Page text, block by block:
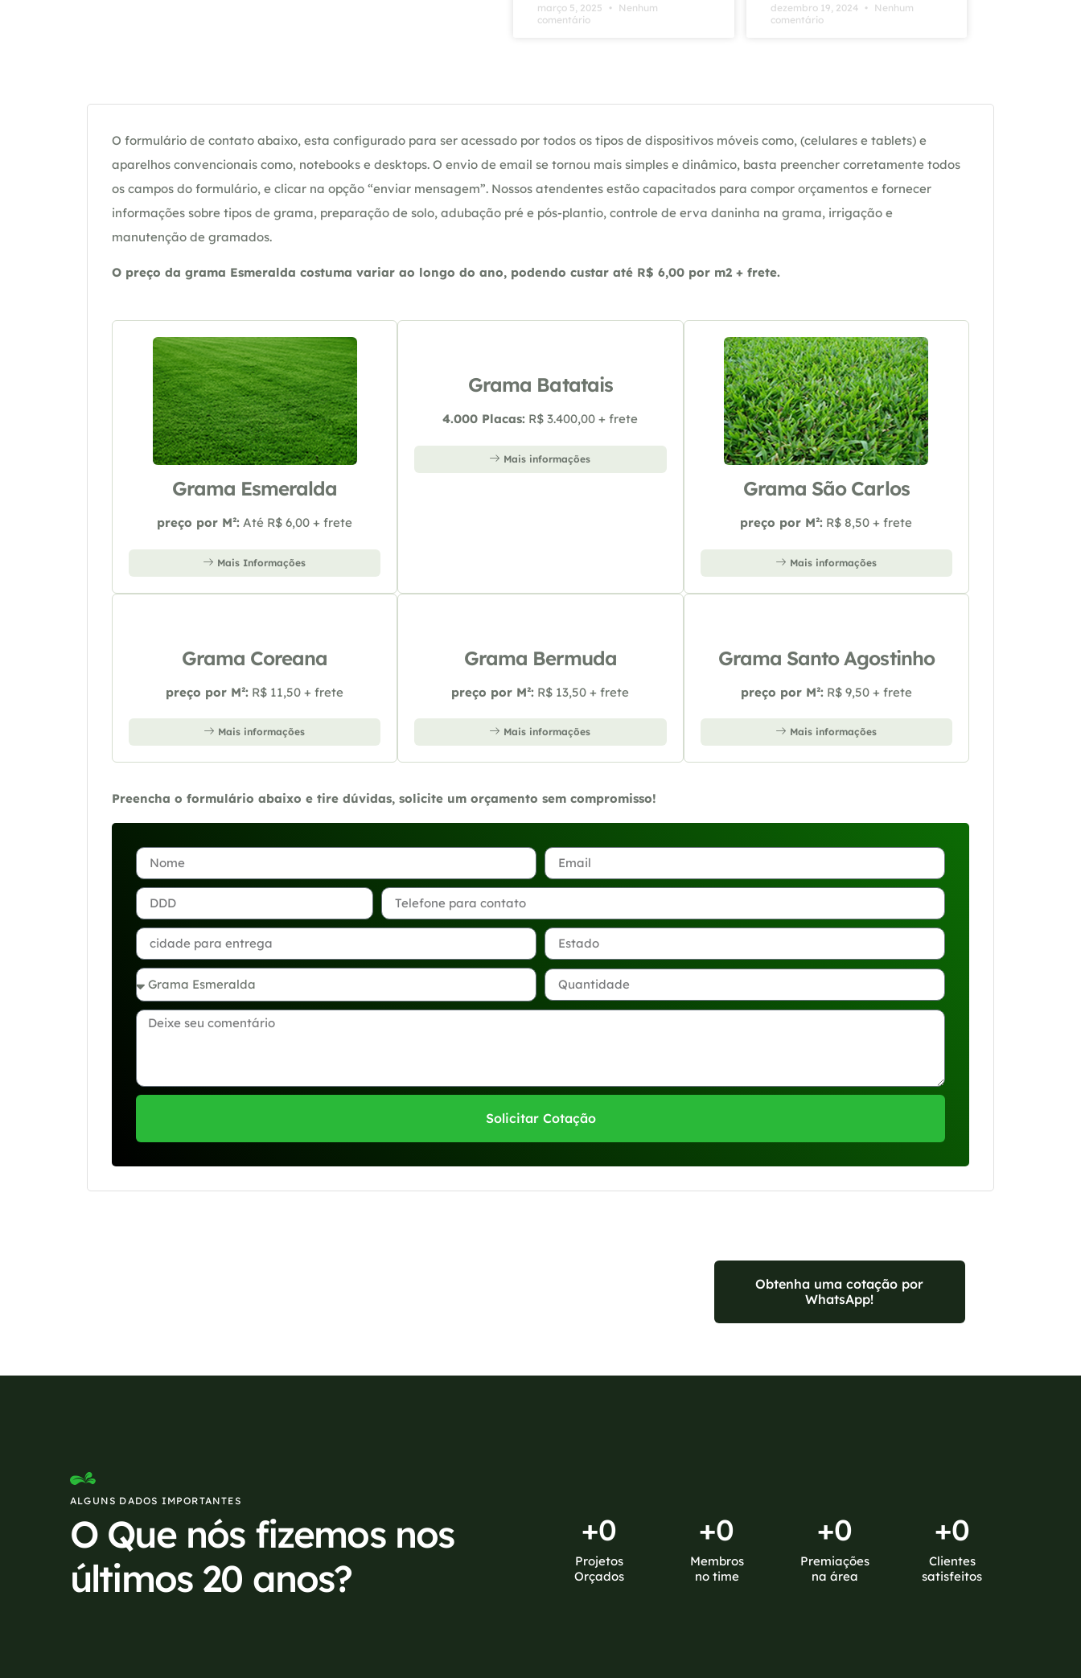
março 5, 2025
Nenhum
comentário
dezembro 19, 2024
Nenhum
comentário
O formulário de contato abaixo, esta configurado para ser acessado por todos os tipos de dispositivos móveis como, (celulares e tablets) e
aparelhos convencionais como, notebooks e desktops. O envio de email se tornou mais simples e dinâmico, basta preencher corretamente todos
os campos do formulário, e clicar na opção “enviar mensagem”. Nossos atendentes estão capacitados para compor orçamentos e fornecer
informações sobre tipos de grama, preparação de solo, adubação pré e pós-plantio, controle de erva daninha na grama, irrigação e
manutenção de gramados.
O preço da grama Esmeralda costuma variar ao longo do ano, podendo custar até R$ 6,00 por m2 + frete.
Grama Esmeralda
preço por M²: Até R$ 6,00 + frete
Mais Informações
Grama Batatais
4.000 Placas: R$ 3.400,00 + frete
Mais informações
Grama São Carlos
preço por M²: R$ 8,50 + frete
Mais informações
Grama Coreana
preço por M²: R$ 11,50 + frete
Mais informações
Grama Bermuda
preço por M²: R$ 13,50 + frete
Mais informações
Grama Santo Agostinho
preço por M²: R$ 9,50 + frete
Mais informações
Preencha o formulário abaixo e tire dúvidas, solicite um orçamento sem compromisso!
Solicitar Cotação
Obtenha uma cotação por
WhatsApp!
ALGUNS DADOS IMPORTANTES
O Que nós fizemos nos
últimos 20 anos?
+0
Projetos
Orçados
+0
Membros
no time
+0
Premiações
na área
+0
Clientes
satisfeitos